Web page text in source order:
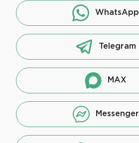
WhatsApp
Telegram
MAX
Messenger